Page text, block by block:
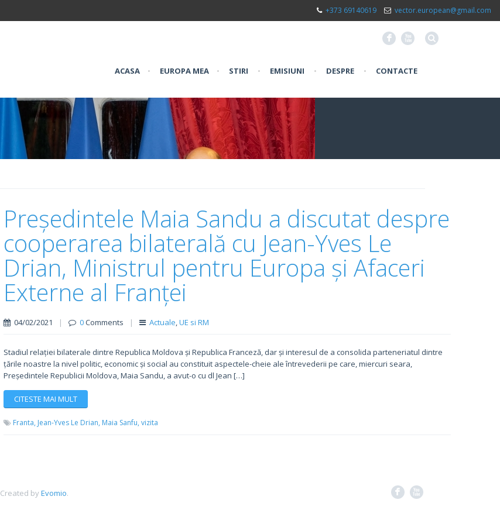
+373 69140619 vector.european@gmail.com
F X
ACASA • EUROPA MEA • STIRI • EMISIUNI • DESPRE • CONTACTE
Președintele Maia Sandu a discutat despre
cooperarea bilaterală cu Jean-Yves Le
Drian, Ministrul pentru Europa și Afaceri
Externe al Franței
04/02/2021 | 0Comments | Actuale,UE si RM
Stadiul relației bilaterale dintre Republica Moldova și Republica Franceză, dar și interesul de a consolida parteneriatul dintre
țările noastre la nivel politic, economic și social au constituit aspectele-cheie ale întrevederii pe care, miercuri seara,
Președintele Republicii Moldova, Maia Sandu, a avut-o cu dl Jean […]
CITESTE MAI MULT
Franta, Jean-Yves Le Drian, Maia Sanfu, vizita
Created byEvomio. F X